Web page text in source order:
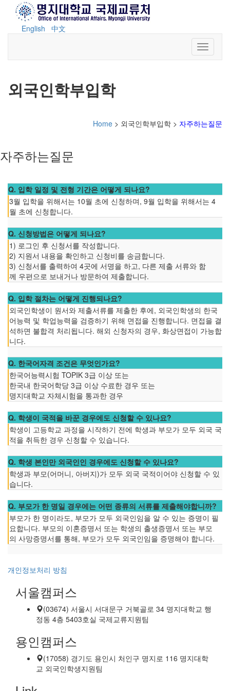
English
中文
Toggle
외국인학부입학
Home > 외국인학부입학 > 자주하는질문
자주하는질문
Q. 입학 일정 및 전형 기간은 어떻게 되나요?
3월 입학을 위해서는 10월 초에 신청하며, 9월 입학을 위해서는 4
월 초에 신청합니다.
Q. 신청방법은 어떻게 되나요?
1) 로그인 후 신청서를 작성합니다.
2) 지원서 내용을 확인하고 신청비를 송금합니다.
3) 신청서를 출력하여 4곳에 서명을 하고, 다른 제출 서류와 함
께 우편으로 보내거나 방문하여 제출합니다.
Q. 입학 절차는 어떻게 진행되나요?
외국인학생이 원서와 제출서류를 제출한 후에, 외국인학생의 한국
어능력 및 학업능력을 검증하기 위해 면접을 진행합니다. 면접을 결
석하면 불합격 처리됩니다. 해외 신청자의 경우, 화상면접이 가능합
니다.
Q. 한국어자격 조건은 무엇인가요?
한국어능력시험 TOPIK 3급 이상 또는
한국내 한국어학당 3급 이상 수료한 경우 또는
명지대학교 자체시험을 통과한 경우
Q. 학생이 국적을 바꾼 경우에도 신청할 수 있나요?
학생이 고등학교 과정을 시작하기 전에 학생과 부모가 모두 외국 국
적을 취득한 경우 신청할 수 있습니다.
Q. 학생 본인만 외국인인 경우에도 신청할 수 있나요?
학생과 부모(어머니, 아버지)가 모두 외국 국적이어야 신청할 수 있
습니다.
Q. 부모가 한 명일 경우에는 어떤 종류의 서류를 제출해야합니까?
부모가 한 명이라도, 부모가 모두 외국인임을 알 수 있는 증명이 필
요합니다. 부모의 이혼증명서 또는 학생의 출생증명서 또는 부모
의 사망증명서를 통해, 부모가 모두 외국인임을 증명해야 합니다.
개인정보처리 방침
서울캠퍼스
(03674) 서울시 서대문구 거북골로 34 명지대학교 행
정동 4층 5403호실 국제교류지원팀
용인캠퍼스
(17058) 경기도 용인시 처인구 명지로 116 명지대학
교 외국인학생지원팀